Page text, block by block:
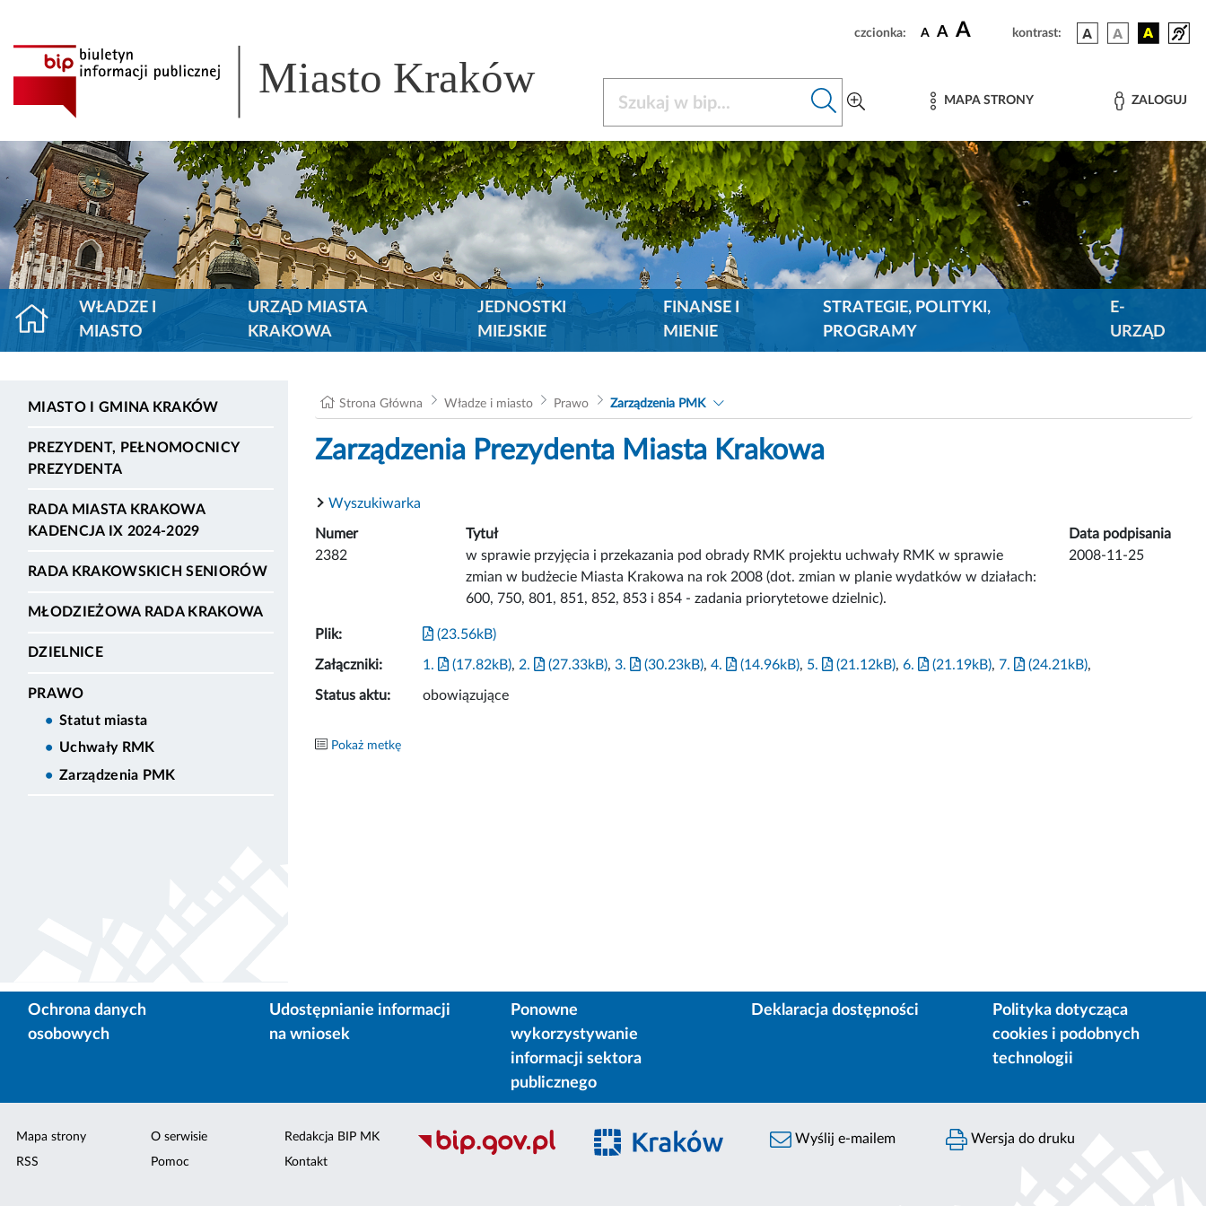
czcionka: A A A kontrast:
Miasto Kraków MAPA STRONY ZALOGUJ
WŁADZE I
MIASTO
URZĄD MIASTA
KRAKOWA
JEDNOSTKI
MIEJSKIE
FINANSE I
MIENIE
STRATEGIE, POLITYKI,
PROGRAMY
E-
URZĄD
MIASTO I GMINA KRAKÓW
PREZYDENT, PEŁNOMOCNICY
PREZYDENTA
RADA MIASTA KRAKOWA
KADENCJA IX 2024-2029
RADA KRAKOWSKICH SENIORÓW
MŁODZIEŻOWA RADA KRAKOWA
DZIELNICE
PRAWO
Statut miasta
Uchwały RMK
Zarządzenia PMK
Strona Główna Władze i miasto Prawo Zarządzenia PMK
Zarządzenia Prezydenta Miasta Krakowa
Wyszukiwarka
Numer Tytuł
Data podpisania
2382
w sprawie przyjęcia i przekazania pod obrady RMK projektu uchwały RMK w sprawie
zmian w budżecie Miasta Krakowa na rok 2008 (dot. zmian w planie wydatków w działach:
600, 750, 801, 851, 852, 853 i 854 - zadania priorytetowe dzielnic).
2008-11-25
Plik: (23.56kB)
Załączniki: 1. (17.82kB), 2. (27.33kB), 3. (30.23kB), 4. (14.96kB), 5. (21.12kB), 6. (21.19kB), 7. (24.21kB),
Status aktu: obowiązujące
Pokaż metkę
Ochrona danych
osobowych
Udostępnianie informacji
na wniosek
Ponowne
wykorzystywanie
informacji sektora
publicznego
Deklaracja dostępności
Polityka dotycząca
cookies i podobnych
technologii
Mapa strony
RSS
O serwisie
Pomoc
Redakcja BIP MK
Kontakt
Wyślij e-mailem Wersja do druku